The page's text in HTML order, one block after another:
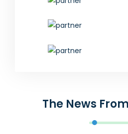
The News